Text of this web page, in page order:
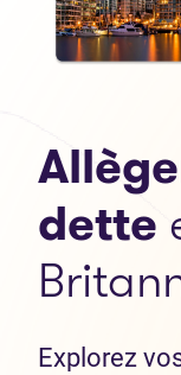
dette
Explorez